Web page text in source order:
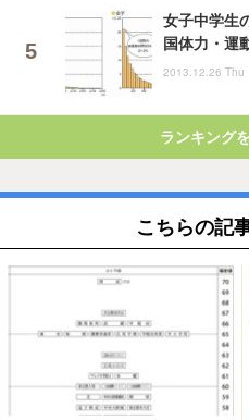
女子中学生
国体力・運
2013.12.26 Thu
ランキング
こちらの記